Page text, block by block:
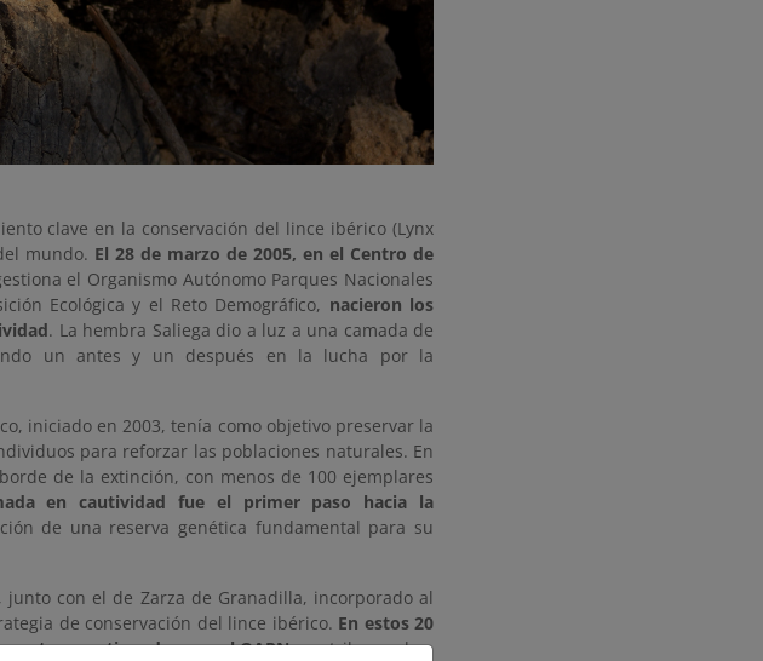
clave en la conservación del lince ibérico (Lynx
mundo. El 28 de marzo de 2005, en el Centro de
el Organismo Autónomo Parques Nacionales
Ecológica y el Reto Demográfico, nacieron los
. La hembra Saliega dio a luz a una camada de
un antes y un después en la lucha por la
iniciado en 2003, tenía como objetivo preservar la
para reforzar las poblaciones naturales. En
de la extinción, con menos de 100 ejemplares
en cautividad fue el primer paso hacia la
de una reserva genética fundamental para su
con el de Zarza de Granadilla, incorporado al
de conservación del lince ibérico. En estos 20
gestionados por el OAPN, contribuyendo a